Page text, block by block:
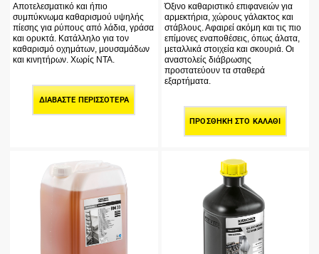
Αποτελεσματικό και ήπιο
συμπύκνωμα καθαρισμού υψηλής
πίεσης για ρύπους από λάδια, γράσα
και ορυκτά. Κατάλληλο για τον
καθαρισμό οχημάτων, μουσαμάδων
και κινητήρων. Χωρίς NTA.
ΔΙΑΒΆΣΤΕ ΠΕΡΙΣΣΌΤΕΡΑ
Όξινο καθαριστικό επιφανειών για
αρμεκτήρια, χώρους γάλακτος και
στάβλους. Αφαιρεί ακόμη και τις πιο
επίμονες εναποθέσεις, όπως άλατα,
μεταλλικά στοιχεία και σκουριά. Οι
αναστολείς διάβρωσης
προστατεύουν τα σταθερά
εξαρτήματα.
ΠΡΟΣΘΉΚΗ ΣΤΟ ΚΑΛΆΘΙ